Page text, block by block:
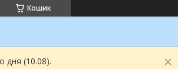
Кошик
дня (10.08).